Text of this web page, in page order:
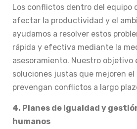
Los conflictos dentro del equipo
afectar la productividad y el
ayudamos a resolver estos
rápida y efectiva mediante la
asesoramiento. Nuestro objetivo
soluciones justas que mejoren el
prevengan conflictos a largo
4. Planes de igualdad y
humanos